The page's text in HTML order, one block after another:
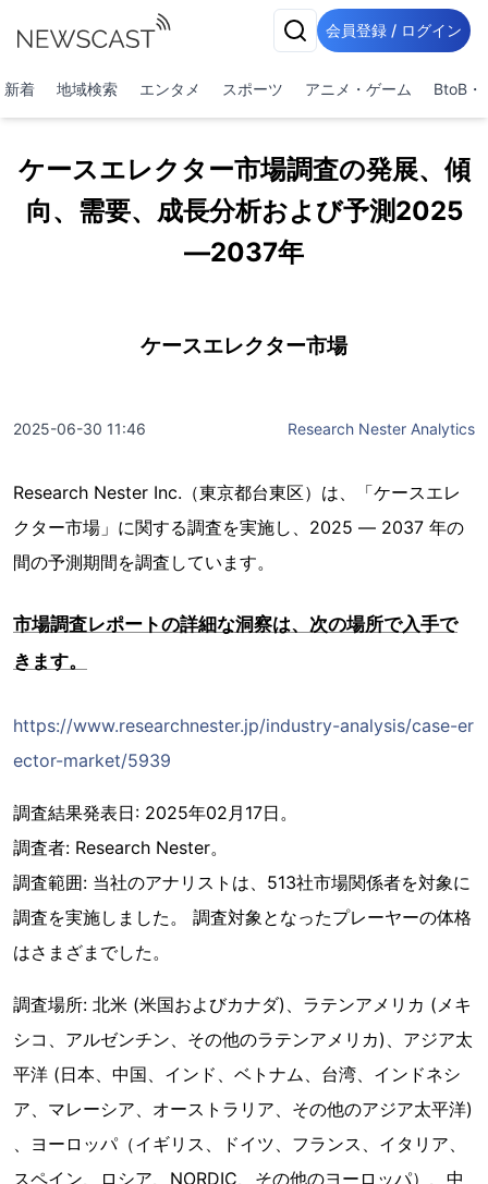
会員登録 / ログイン
新着 地域検索 エンタメ スポーツ アニメ・ゲーム BtoB・
ケースエレクター市場調査の発展、傾
向、需要、成長分析および予測2025
―2037年
ケースエレクター市場
2025-06-30 11:46 Research Nester Analytics
Research Nester Inc.（東京都台東区）は、「ケースエレ
クター市場」に関する調査を実施し、2025 ― 2037 年の
間の予測期間を調査しています。
市場調査レポートの詳細な洞察は、次の場所で入手で
きます。
https://www.researchnester.jp/industry-analysis/case-er
ector-market/5939
調査結果発表日: 2025年02月17日。
調査者: Research Nester。
調査範囲: 当社のアナリストは、513社市場関係者を対象に
調査を実施しました。 調査対象となったプレーヤーの体格
はさまざまでした。
調査場所: 北米 (米国およびカナダ)、ラテンアメリカ (メキ
シコ、アルゼンチン、その他のラテンアメリカ)、アジア太
平洋 (日本、中国、インド、ベトナム、台湾、インドネシ
ア、マレーシア、オーストラリア、その他のアジア太平洋)
、ヨーロッパ（イギリス、ドイツ、フランス、イタリア、
スペイン、ロシア、NORDIC、その他のヨーロッパ）、中